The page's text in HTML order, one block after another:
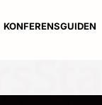
KONFERENSGUIDEN